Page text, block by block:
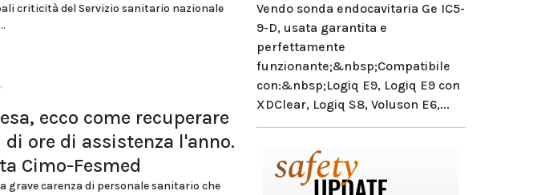
criticità del Servizio sanitario nazionale
ecco come recuperare
ore di assistenza l'anno.
Cimo-Fesmed
grave carenza di personale sanitario che
Vendo sonda endocavitaria Ge IC5-
9-D, usata garantita e
perfettamente
funzionante;&nbsp;Compatibile
con:&nbsp;Logiq E9, Logiq E9 con
XDClear, Logiq S8, Voluson E6,...